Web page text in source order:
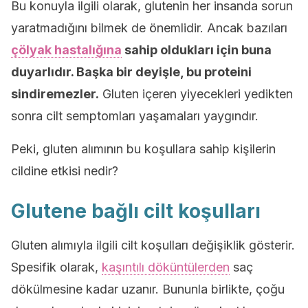
Bu konuyla ilgili olarak, glutenin her insanda sorun
yaratmadığını bilmek de önemlidir. Ancak bazıları
çölyak hastalığına sahip oldukları için buna
duyarlıdır. Başka bir deyişle, bu proteini
sindiremezler. Gluten içeren yiyecekleri yedikten
sonra cilt semptomları yaşamaları yaygındır.
Peki, gluten alımının bu koşullara sahip kişilerin
cildine etkisi nedir?
Glutene bağlı cilt koşulları
Gluten alımıyla ilgili cilt koşulları değişiklik gösterir.
Spesifik olarak, kaşıntılı döküntülerden saç
dökülmesine kadar uzanır. Bununla birlikte, çoğu